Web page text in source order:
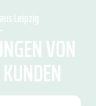
Leipzig
VON